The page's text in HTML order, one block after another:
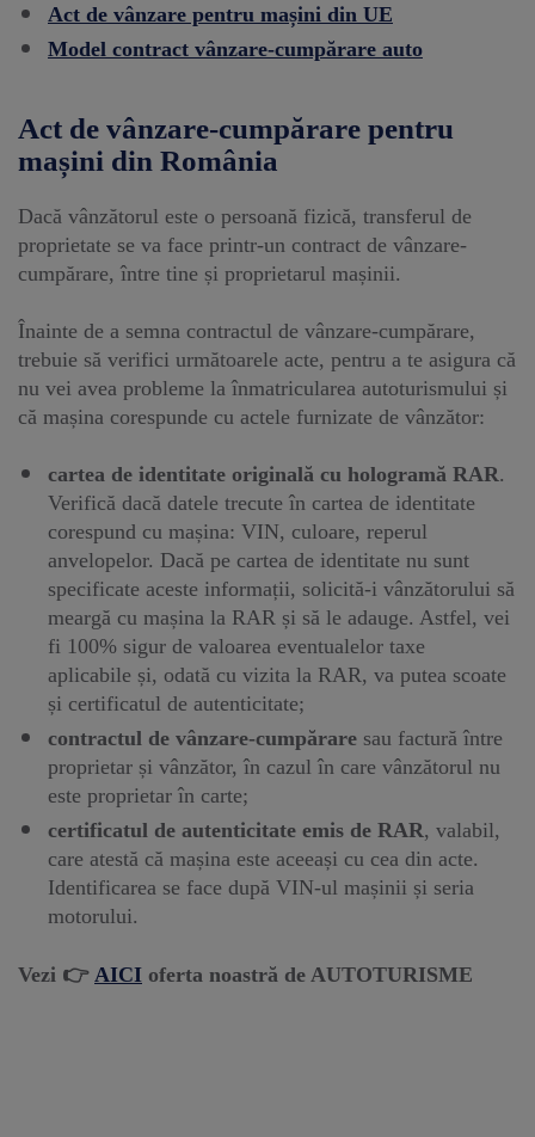
Act de vânzare pentru mașini din UE
Model contract vânzare-cumpărare auto
Act de vânzare-cumpărare pentru
mașini din România
Dacă vânzătorul este o persoană fizică, transferul de
proprietate se va face printr-un contract de vânzare-
cumpărare, între tine și proprietarul mașinii.
Înainte de a semna contractul de vânzare-cumpărare,
trebuie să verifici următoarele acte, pentru a te asigura că
nu vei avea probleme la înmatricularea autoturismului și
că mașina corespunde cu actele furnizate de vânzător:
cartea de identitate originală cu hologramă RAR.
Verifică dacă datele trecute în cartea de identitate
corespund cu mașina: VIN, culoare, reperul
anvelopelor. Dacă pe cartea de identitate nu sunt
specificate aceste informații, solicită-i vânzătorului să
meargă cu mașina la RAR și să le adauge. Astfel, vei
fi 100% sigur de valoarea eventualelor taxe
aplicabile și, odată cu vizita la RAR, va putea scoate
și certificatul de autenticitate;
contractul de vânzare-cumpărare sau factură între
proprietar și vânzător, în cazul în care vânzătorul nu
este proprietar în carte;
certificatul de autenticitate emis de RAR, valabil,
care atestă că mașina este aceeași cu cea din acte.
Identificarea se face după VIN-ul mașinii și seria
motorului.
Vezi 👉 AICI oferta noastră de AUTOTURISME